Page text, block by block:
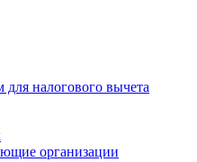
налогового вычета
организации